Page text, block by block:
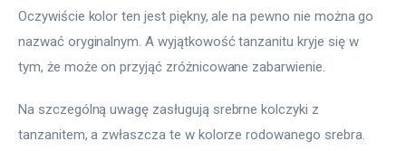
Oczywiście kolor ten jest piękny, ale na pewno nie można go
nazwać oryginalnym. A wyjątkowość tanzanitu kryje się w
tym, że może on przyjąć zróżnicowane zabarwienie.
Na szczególną uwagę zasługują srebrne kolczyki z
tanzanitem, a zwłaszcza te w kolorze rodowanego srebra.